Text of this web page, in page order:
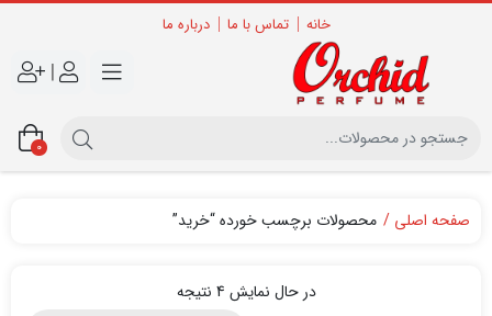
خانه تماس با ما درباره ما
|
0
صفحه اصلی محصولات برچسب خورده “خرید”
در حال نمایش 4 نتیجه